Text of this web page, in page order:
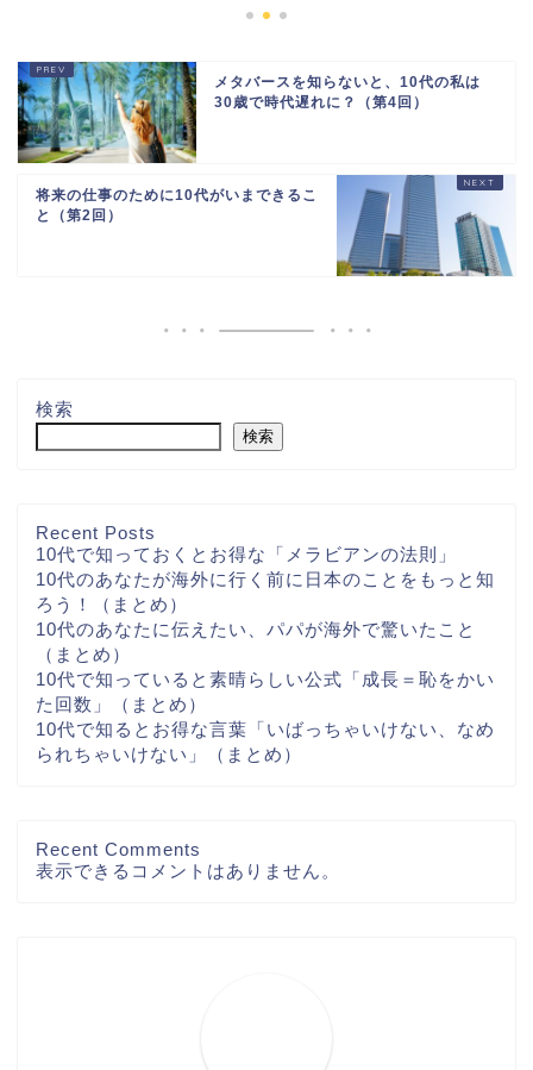
メタバースを知らないと、10代の私は
30歳で時代遅れに？（第4回）
将来の仕事のために10代がいまできるこ
と（第2回）
検索
検索
Recent Posts
10代で知っておくとお得な「メラビアンの法則」
10代のあなたが海外に行く前に日本のことをもっと知
ろう！（まとめ）
10代のあなたに伝えたい、パパが海外で驚いたこと
（まとめ）
10代で知っていると素晴らしい公式「成長＝恥をかい
た回数」（まとめ）
10代で知るとお得な言葉「いばっちゃいけない、なめ
られちゃいけない」（まとめ）
Recent Comments
表示できるコメントはありません。